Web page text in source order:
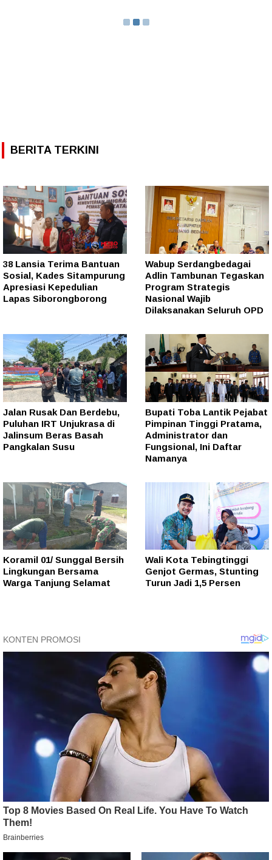
BERITA TERKINI
38 Lansia Terima Bantuan
Sosial, Kades Sitampurung
Apresiasi Kepedulian
Lapas Siborongborong
Wabup Serdangbedagai
Adlin Tambunan Tegaskan
Program Strategis
Nasional Wajib
Dilaksanakan Seluruh OPD
Jalan Rusak Dan Berdebu,
Puluhan IRT Unjukrasa di
Jalinsum Beras Basah
Pangkalan Susu
Bupati Toba Lantik Pejabat
Pimpinan Tinggi Pratama,
Administrator dan
Fungsional, Ini Daftar
Namanya
Koramil 01/ Sunggal Bersih
Lingkungan Bersama
Warga Tanjung Selamat
Wali Kota Tebingtinggi
Genjot Germas, Stunting
Turun Jadi 1,5 Persen